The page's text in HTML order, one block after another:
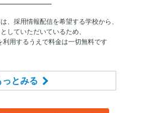
、採用情報配信を希望する学校から、
していただいているため、
利用するうえで料金は一切無料です
っとみる